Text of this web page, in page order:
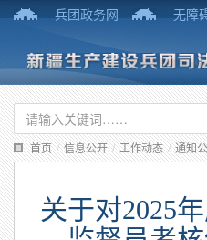
兵团政务网 无障
首页 / 信息公开 / 工作动态 / 通知
关于对2025